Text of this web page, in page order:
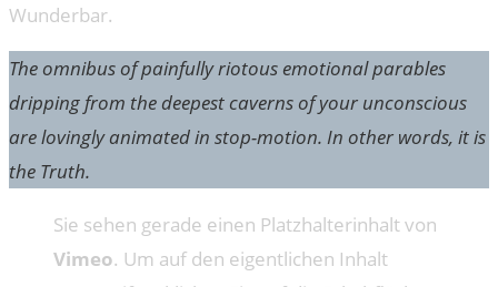
Wunderbar.
The omnibus of painfully riotous emotional parables
dripping from the deepest caverns of your unconscious
are lovingly animated in stop-motion. In other words, it is
the Truth.
Sie sehen gerade einen Platzhalterinhalt von
Vimeo. Um auf den eigentlichen Inhalt